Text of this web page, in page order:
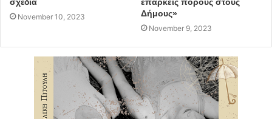
σχέδια
November 10, 2023
επαρκείς πόρους στους
Δήμους»
November 9, 2023